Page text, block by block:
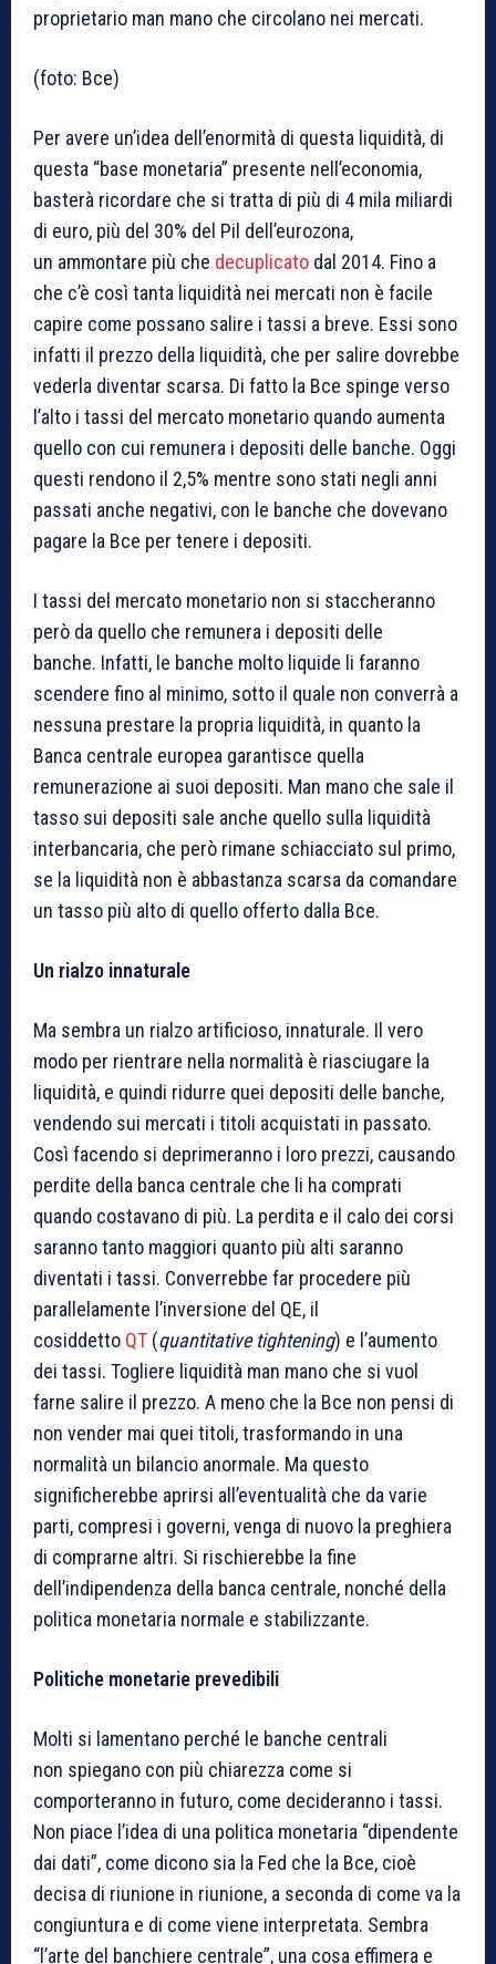
proprietario man mano che circolano nei mercati.
(foto: Bce)
Per avere un’idea dell’enormità di questa liquidità, di
questa “base monetaria” presente nell’economia,
basterà ricordare che si tratta di più di 4 mila miliardi
di euro, più del 30% del Pil dell’eurozona,
un ammontare più che decuplicato dal 2014. Fino a
che c’è così tanta liquidità nei mercati non è facile
capire come possano salire i tassi a breve. Essi sono
infatti il prezzo della liquidità, che per salire dovrebbe
vederla diventar scarsa. Di fatto la Bce spinge verso
l’alto i tassi del mercato monetario quando aumenta
quello con cui remunera i depositi delle banche. Oggi
questi rendono il 2,5% mentre sono stati negli anni
passati anche negativi, con le banche che dovevano
pagare la Bce per tenere i depositi.
I tassi del mercato monetario non si staccheranno
però da quello che remunera i depositi delle
banche. Infatti, le banche molto liquide li faranno
scendere fino al minimo, sotto il quale non converrà a
nessuna prestare la propria liquidità, in quanto la
Banca centrale europea garantisce quella
remunerazione ai suoi depositi. Man mano che sale il
tasso sui depositi sale anche quello sulla liquidità
interbancaria, che però rimane schiacciato sul primo,
se la liquidità non è abbastanza scarsa da comandare
un tasso più alto di quello offerto dalla Bce.
Un rialzo innaturale
Ma sembra un rialzo artificioso, innaturale. Il vero
modo per rientrare nella normalità è riasciugare la
liquidità, e quindi ridurre quei depositi delle banche,
vendendo sui mercati i titoli acquistati in passato.
Così facendo si deprimeranno i loro prezzi, causando
perdite della banca centrale che li ha comprati
quando costavano di più. La perdita e il calo dei corsi
saranno tanto maggiori quanto più alti saranno
diventati i tassi. Converrebbe far procedere più
parallelamente l’inversione del QE, il
cosiddetto QT (quantitative tightening) e l’aumento
dei tassi. Togliere liquidità man mano che si vuol
farne salire il prezzo. A meno che la Bce non pensi di
non vender mai quei titoli, trasformando in una
normalità un bilancio anormale. Ma questo
significherebbe aprirsi all’eventualità che da varie
parti, compresi i governi, venga di nuovo la preghiera
di comprarne altri. Si rischierebbe la fine
dell’indipendenza della banca centrale, nonché della
politica monetaria normale e stabilizzante.
Politiche monetarie prevedibili
Molti si lamentano perché le banche centrali
non spiegano con più chiarezza come si
comporteranno in futuro, come decideranno i tassi.
Non piace l’idea di una politica monetaria “dipendente
dai dati”, come dicono sia la Fed che la Bce, cioè
decisa di riunione in riunione, a seconda di come va la
congiuntura e di come viene interpretata. Sembra
“l’arte del banchiere centrale”, una cosa effimera e